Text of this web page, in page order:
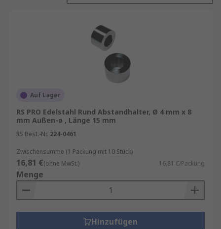
Auf Lager
RS PRO Edelstahl Rund Abstandhalter, Ø 4 mm x 8
mm Außen-ø , Länge 15 mm
RS Best.-Nr. 224-0461
Zwischensumme (1 Packung mit 10 Stück)
16,81 €(ohne MwSt.) 16,81 €/Packung
Menge
Hinzufügen